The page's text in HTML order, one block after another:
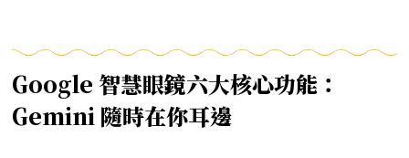
Google 智慧眼鏡六大核心功能：
Gemini 隨時在你耳邊